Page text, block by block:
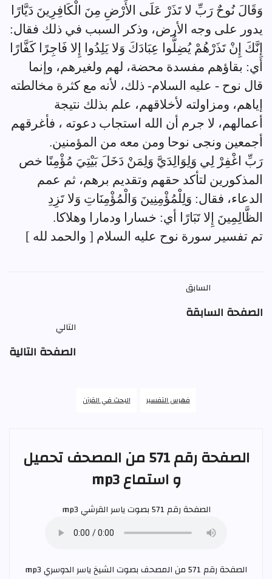
وَقَالَ نُوحٌ رَبِّ لا تَذَرْ عَلَى الأَرْضِ مِنَ الْكَافِرِينَ دَيَّارًا
يدور على وجه الأرض، وذكر السبب في ذلك فقال:
إِنَّكَ إِنْ تَذَرْهُمْ يُضِلُّوا عِبَادَكَ وَلا يَلِدُوا إِلا فَاجِرًا كَفَّارًا
أي: بقاؤهم مفسدة محضة، لهم ولغيرهم، وإنما
قال نوح - عليه السلام- ذلك، لأنه مع كثرة مخالطته
إياهم، ومزاولته لأخلاقهم، علم بذلك نتيجة
أعمالهم، لا جرم أن الله استجاب دعوته ، فأغرقهم
أجمعين ونجى نوحا ومن معه من المؤمنين.
رَبِّ اغْفِرْ لِي وَلِوَالِدَيَّ وَلِمَنْ دَخَلَ بَيْتِيَ مُؤْمِنًا خص
المذكورين لتأكد حقهم وتقديم برهم، ثم عمم
الدعاء، فقال: وَلِلْمُؤْمِنِينَ وَالْمُؤْمِنَاتِ وَلا تَزِدِ
الظَّالِمِينَ إِلا تَبَارًا أي: خسارا ودمارا وهلاكا.
تم تفسير سورة نوح عليه السلام [ والحمد لله ]
السابق
الصفحة السابقة
التالي
الصفحة التالية
فهرس التفسير البحث في القرآن
الصفحة رقم 571 من المصحف تحميل
و استماع mp3
الصفحة رقم 571 بصوت ياسر القرشيmp3
الصفحة رقم 571 من المصحف بصوت الشيخ ياسر الدوسري